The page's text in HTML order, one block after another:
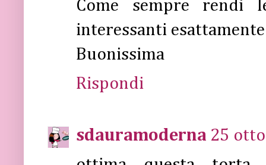
Come sempre rendi
interessanti
Buonissima
Rispondi
sdauramoderna 25